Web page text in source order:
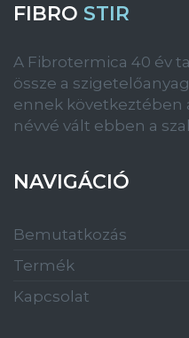
FIBRO STIR
A Fibrotermica 40 év
össze a
ennek következtében
névvé vált ebben a
NAVIGÁCIÓ
Bemutatkozás
Termék
Kapcsolat